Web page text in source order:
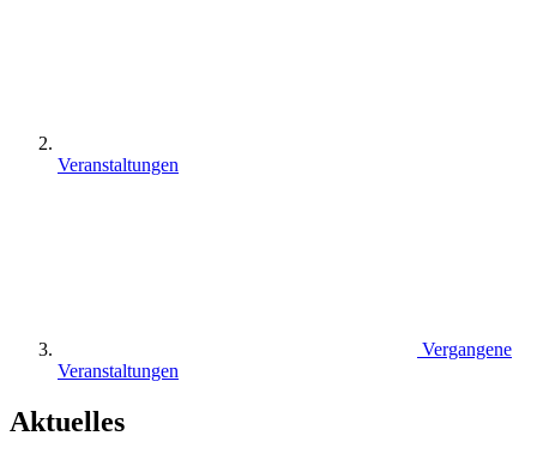
Veranstaltungen
Vergangene
Veranstaltungen
Aktuelles